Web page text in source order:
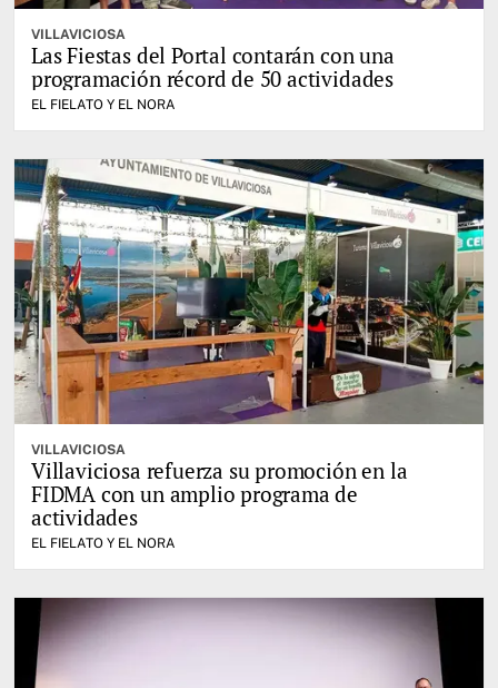
VILLAVICIOSA
Las Fiestas del Portal contarán con una
programación récord de 50 actividades
EL FIELATO Y EL NORA
VILLAVICIOSA
Villaviciosa refuerza su promoción en la
FIDMA con un amplio programa de
actividades
EL FIELATO Y EL NORA